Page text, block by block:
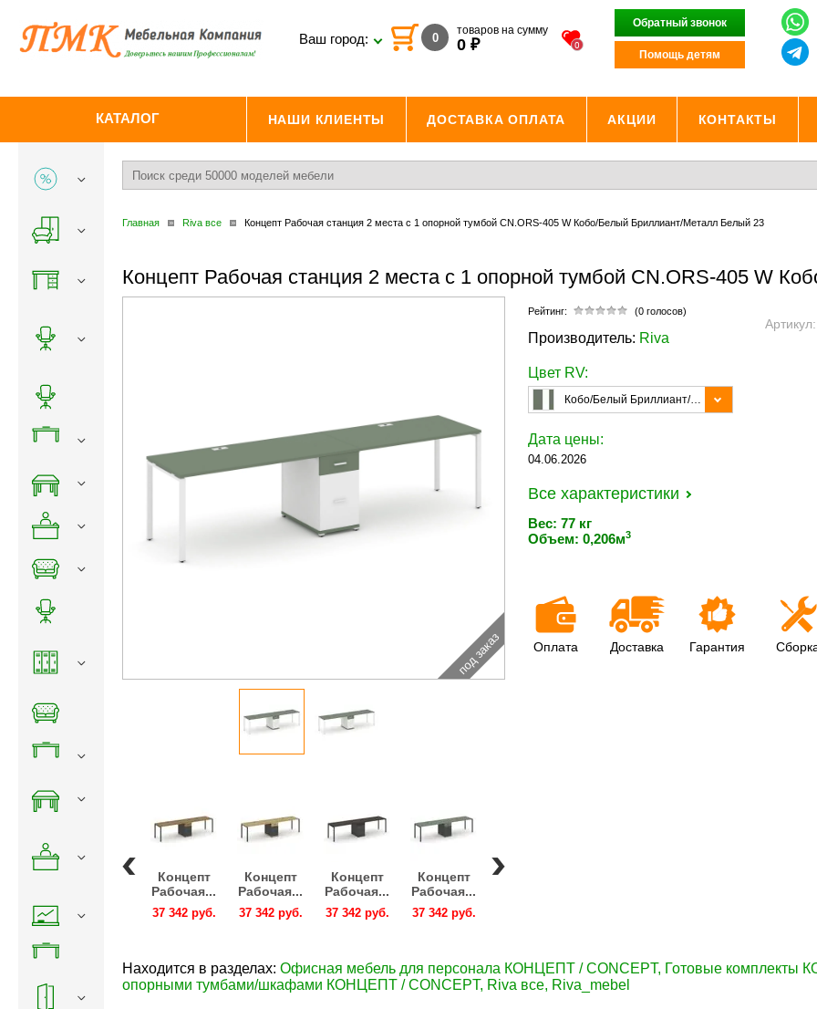
Ваш город: 0
товаров на сумму
0₽ 0
Обратный звонок
Помощь детям
КАТАЛОГ НАШИ КЛИЕНТЫ ДОСТАВКА ОПЛАТА АКЦИИ КОНТАКТЫ
Главная Riva все Концепт Рабочая станция 2 места с 1 опорной тумбой CN.ORS-405 W Кобо/Белый Бриллиант/Металл Белый 23
Концепт Рабочая станция 2 места с 1 опорной тумбой CN.ORS-405 W
под заказ
руб. 37 342 руб.
Концепт
Рабочая...
37 342 руб.
Концепт
Рабочая...
37 342 руб.
Концепт
Рабочая...
37 342 руб.
Концепт
Рабочая...
37 342 руб.
Рейтинг: (0 голосов)
Производитель: Riva
Цвет RV:
Кобо/Белый Бриллиант/Металл Белый
Дата цены:
04.06.2026
Все характеристики
Вес: 77 кг
Объем: 0,206м3
Оплата Доставка Гарантия
Находится в разделах: Офисная мебель для персонала КОНЦЕПТ / CONCEPT, Готовые комплекты
опорными тумбами/шкафами КОНЦЕПТ / CONCEPT, Riva все, Riva_mebel